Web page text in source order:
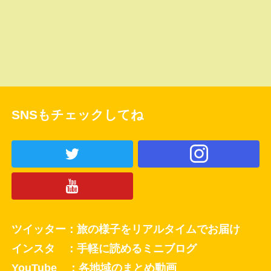
SNSもチェックしてね
ツイッター：旅の様子をリアルタイムでお届け
インスタ ：手軽に読めるミニブログ
YouTube ：各地域のまとめ動画